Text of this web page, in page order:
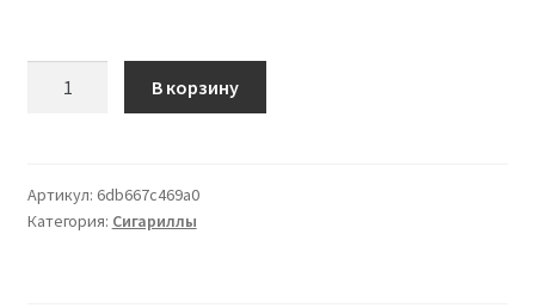
White
Sumatra
В корзину
Артикул: 6db667c469a0
Категория: Сигариллы